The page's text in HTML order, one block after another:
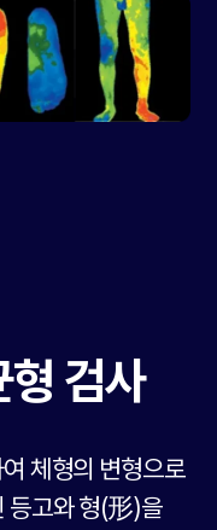
검사
체형의 변형으로
등고와 형(形)을